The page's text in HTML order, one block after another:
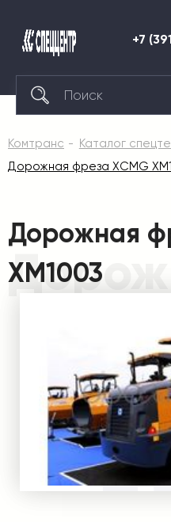
+7
Комтранс Каталог
Дорожная фреза XCMG
Дорожная
XM1003